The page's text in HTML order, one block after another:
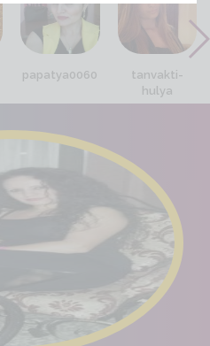
papatya0060
tanvakti-
hulya